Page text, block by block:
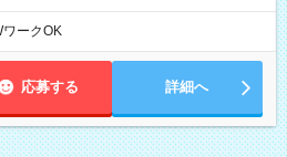
ワークOK
応募する 詳細へ